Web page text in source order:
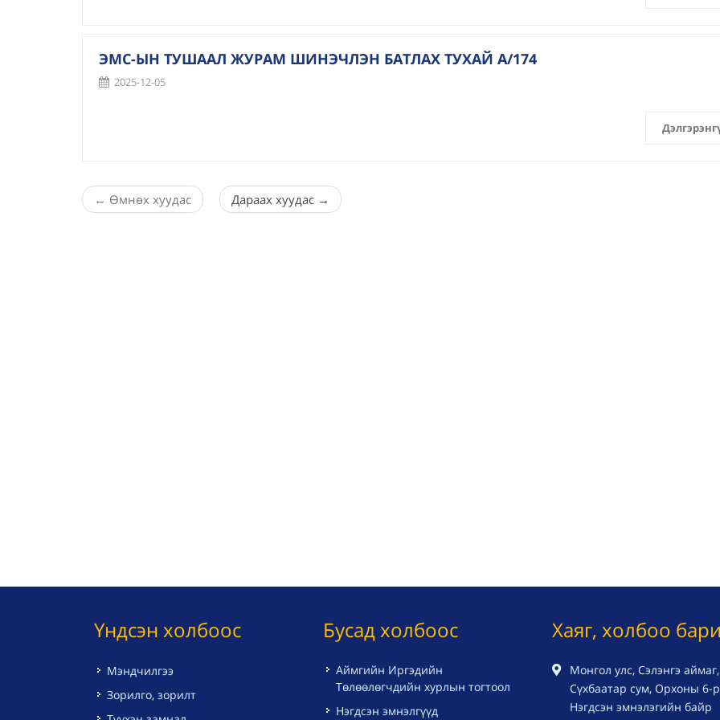
ЭМС-ЫН ТУШААЛ ЖУРАМ ШИНЭЧЛЭН БАТЛАХ ТУХАЙ А/174
2025-12-05
← Өмнөх хуудас Дараах хуудас →
Үндсэн холбоос
Мэндчилгээ
Зорилго, зорилт
Бусад холбоос
Аймгийн Иргэдийн
Төлөөлөгчдийн хурлын тогтоол
Нэгдсэн эмнэлгүүд
Хаяг, холбоо
Монгол улс, Сэлэнгэ аймаг,
Сүхбаатар сум, Орхоны 6-
Нэгдсэн эмнэлэгийн байр